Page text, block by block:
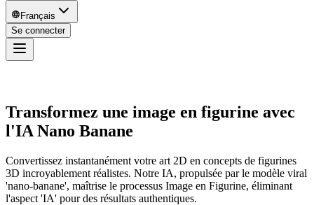
Français
Se connecter
Transformez une image en figurine avec
l'IA Nano Banane
Convertissez instantanément votre art 2D en concepts de figurines
3D incroyablement réalistes. Notre IA, propulsée par le modèle viral
'nano-banane', maîtrise le processus Image en Figurine, éliminant
l'aspect 'IA' pour des résultats authentiques.